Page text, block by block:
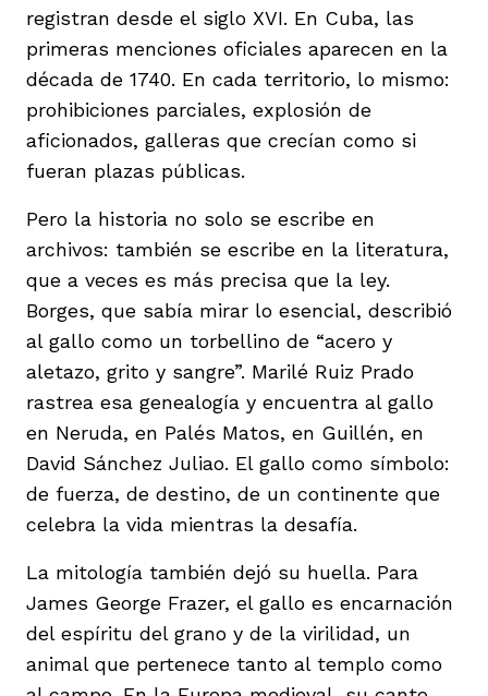
registran desde el siglo XVI. En Cuba, las
primeras menciones oficiales aparecen en la
década de 1740. En cada territorio, lo mismo:
prohibiciones parciales, explosión de
aficionados, galleras que crecían como si
fueran plazas públicas.
Pero la historia no solo se escribe en
archivos: también se escribe en la literatura,
que a veces es más precisa que la ley.
Borges, que sabía mirar lo esencial, describió
al gallo como un torbellino de “acero y
aletazo, grito y sangre”. Marilé Ruiz Prado
rastrea esa genealogía y encuentra al gallo
en Neruda, en Palés Matos, en Guillén, en
David Sánchez Juliao. El gallo como símbolo:
de fuerza, de destino, de un continente que
celebra la vida mientras la desafía.
La mitología también dejó su huella. Para
James George Frazer, el gallo es encarnación
del espíritu del grano y de la virilidad, un
animal que pertenece tanto al templo como